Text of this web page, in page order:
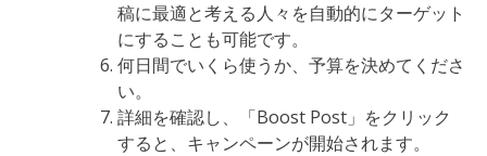
稿に最適と考える人々を自動的にターゲット
にすることも可能です。
何日間でいくら使うか、予算を決めてくださ
い。
詳細を確認し、「Boost Post」をクリック
すると、キャンペーンが開始されます。